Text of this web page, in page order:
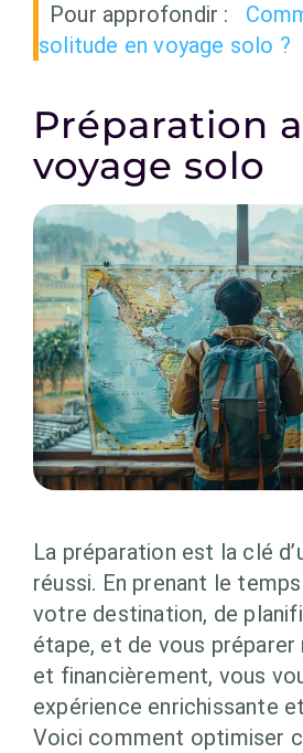
Pour approfondir :
solitude en voyage solo ?
Préparation
voyage solo
La préparation est la clé
réussi. En prenant le
votre destination, de
étape, et de vous
et financièrement, vous
expérience enrichissante
Voici comment optimiser